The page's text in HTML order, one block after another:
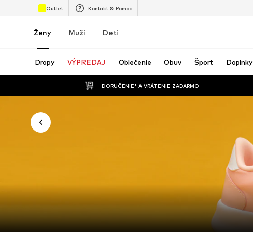
Outlet Kontakt & Pomoc
Ženy Muži Deti
Dropy VÝPREDAJ Oblečenie Obuv Šport Doplnky
DORUČENIE* A VRÁTENIE ZADARMO